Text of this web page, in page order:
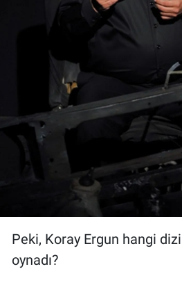
Peki, Koray Ergun hangi
oynadı?